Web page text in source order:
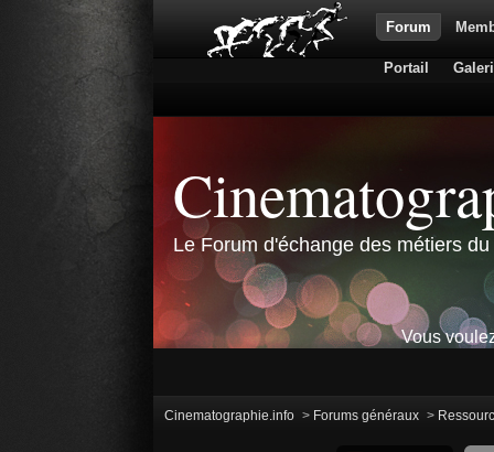
Forum
Portail
Le Forum d'échange des métiers
Vous
Cinematographie.info > Forums généraux >